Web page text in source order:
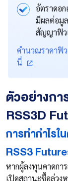
อัตราดอ
มีผลต่อมู
สัญญาฟิว
คำนวณราคาฟิ
นี่
ตัวอย่างกา
RSS3D
การทำกำไร
RSS3
หากผู้ลงทุนคาดกา
เปิดสถานะซื้อล่วง